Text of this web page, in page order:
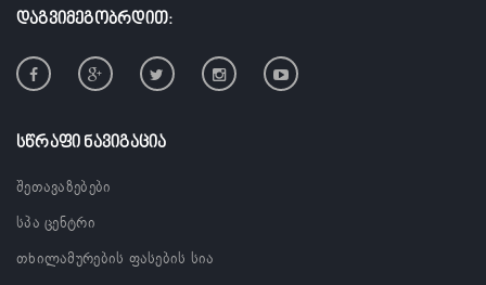
ᲓᲐᲒᲕᲘᲛᲔᲒᲝᲑᲠᲓᲘᲗ:
ᲡᲬᲠᲐᲤᲘ ᲜᲐᲕᲘᲒᲐᲪᲘᲐ
შეთავაზებები
სპა ცენტრი
თხილამურების ფასების სია